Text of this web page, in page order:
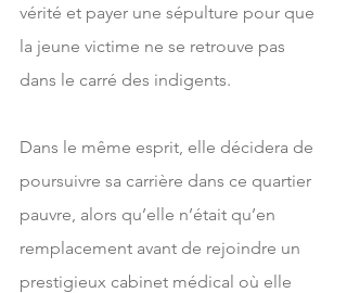
vérité et payer une sépulture pour que
la jeune victime ne se retrouve pas
dans le carré des indigents.
Dans le même esprit, elle décidera de
poursuivre sa carrière dans ce quartier
pauvre, alors qu’elle n’était qu’en
remplacement avant de rejoindre un
prestigieux cabinet médical où elle